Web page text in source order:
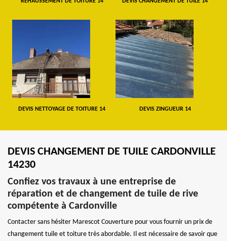
DEVIS NETTOYAGE DE TOITURE 14 DEVIS ZINGUEUR 14
DEVIS CHANGEMENT DE TUILE CARDONVILLE
14230
Confiez vos travaux à une entreprise de
réparation et de changement de tuile de rive
compétente à Cardonville
Contacter sans hésiter Marescot Couverture pour vous fournir un prix de
changement tuile et toiture très abordable. Il est nécessaire de savoir que